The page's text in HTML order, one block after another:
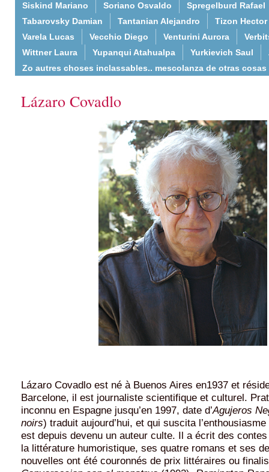
Siskind Mariano
Soriano Osvaldo
Spregelburd Rafael
Tabarovsky Damian
Tantanian Alejandro
Tizon Hector
Varela Lucas
Vecchio Diego Venturini Aurora
Wittner Laura
Yupanqui Atahualpa Yurkievich Saul
Zo autres choses inclassables.. mescolanza de otras cosas
Lázaro Covadlo
Lázaro Covadlo est né à Buenos Aires en1937 et
Barcelone, il est journaliste scientifique et culturel.
inconnu en Espagne jusqu’en 1997, date d’Agujeros
noirs) traduit aujourd’hui, et qui suscita
est depuis devenu un auteur culte. Il a écrit des
la littérature humoristique, ses quatre romans et ses
nouvelles ont été couronnés de prix littéraires ou